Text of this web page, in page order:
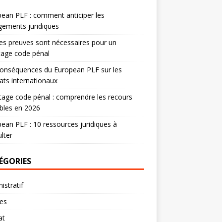
PLF : comment anticiper les
juridiques
preuves sont nécessaires pour un
code pénal
du European PLF sur les
internationaux
code pénal : comprendre les recours
en 2026
PLF : 10 ressources juridiques à